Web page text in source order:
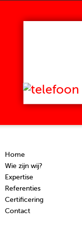
Home
Wie zijn wij?
Expertise
Referenties
Certificering
Contact